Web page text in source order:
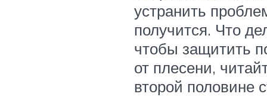
устранить
получится. Что
чтобы защитить
от плесени,
второй половине